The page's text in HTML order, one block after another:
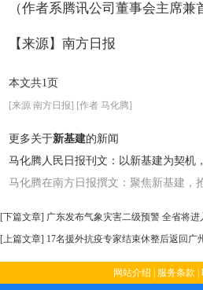
（作者系腾讯公司董事会主席兼
【来源】南方日报
本文共1页
[来源 南方日报] [作者 马化腾]
更多关于新基建的新闻
马化腾人民日报刊文：以新基建为契机
马化腾在南方日报撰文：聚焦新基建，
[下篇文章] 广东发布气象灾害二级预警 全省将进
[上篇文章] 17名援外抗疫专家结束休整后返回广
网站介绍 服务条款